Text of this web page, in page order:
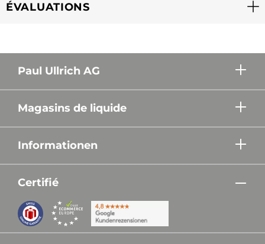
ÉVALUATIONS
Paul Ullrich AG
Magasins de liquide
Informationen
Certifié